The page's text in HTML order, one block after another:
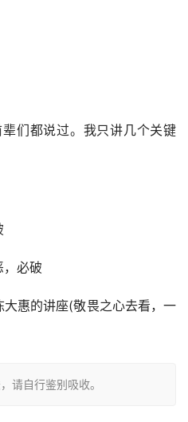
们都说过。我只讲几个关键
必破
惠的讲座(敬畏之心去看，一
请自行鉴别吸收。